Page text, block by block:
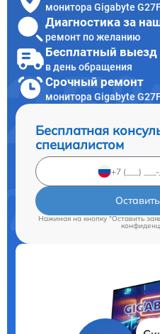
монитора Gigabyte
Диагностика за
ремонт по желанию
Бесплатный выезд
в день обращения
Срочный ремонт
монитора Gigabyte
Бесплатная
специалистом
Нажимая на кнопку "Оставить